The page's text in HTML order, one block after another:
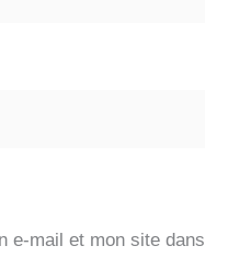
e-mail et mon site dans